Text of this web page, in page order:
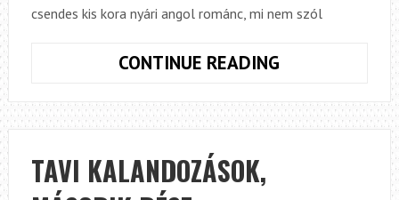
csendes kis kora nyári angol románc, mi nem szól
CONTINUE READING
KIRÁLYA,
TENCHES
TAVI KALANDOZÁSOK,